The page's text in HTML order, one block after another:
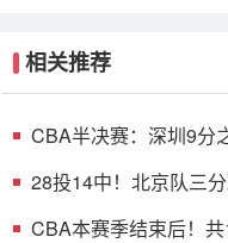
相关推荐
CBA半决赛：深圳9分
28投14中！北京队三
CBA本赛季结束后！